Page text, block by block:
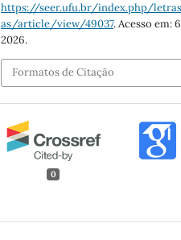
https://seer.ufu.br/index.php/
as/article/view/49037. Acesso em:
2026.
Formatos de Citação
0